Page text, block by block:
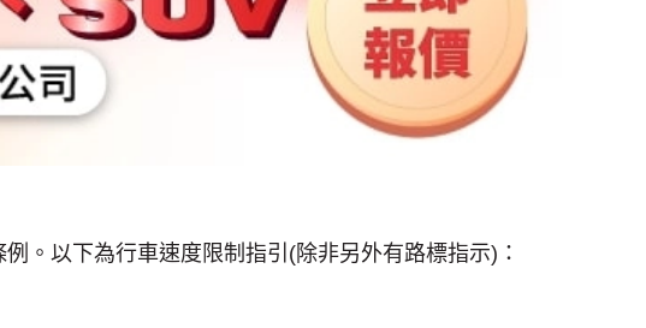
。以下為行車速度限制指引(除非另外有路標指示)：